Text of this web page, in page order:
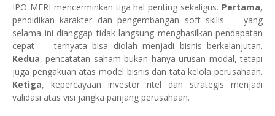
IPO MERI mencerminkan tiga hal penting sekaligus. Pertama,
pendidikan karakter dan pengembangan soft skills — yang
selama ini dianggap tidak langsung menghasilkan pendapatan
cepat — ternyata bisa diolah menjadi bisnis berkelanjutan.
Kedua, pencatatan saham bukan hanya urusan modal, tetapi
juga pengakuan atas model bisnis dan tata kelola perusahaan.
Ketiga, kepercayaan investor ritel dan strategis menjadi
validasi atas visi jangka panjang perusahaan.